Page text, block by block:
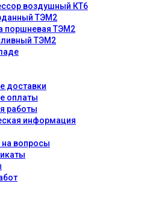
воздушный КТ6
ТЭМ2
поршневая ТЭМ2
ТЭМ2
доставки
оплаты
работы
информация
на вопросы